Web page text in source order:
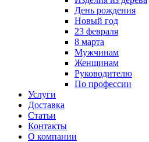
День рождения
Новый год
23 февраля
8 марта
Мужчинам
Женщинам
Руководителю
По профессии
Услуги
Доставка
Статьи
Контакты
О компании